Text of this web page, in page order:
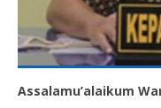
Assalamu’alaikum